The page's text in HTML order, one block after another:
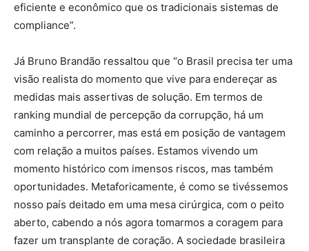
eficiente e econômico que os tradicionais sistemas de
compliance”.
Já Bruno Brandão ressaltou que “o Brasil precisa ter uma
visão realista do momento que vive para endereçar as
medidas mais assertivas de solução. Em termos de
ranking mundial de percepção da corrupção, há um
caminho a percorrer, mas está em posição de vantagem
com relação a muitos países. Estamos vivendo um
momento histórico com imensos riscos, mas também
oportunidades. Metaforicamente, é como se tivéssemos
nosso país deitado em uma mesa cirúrgica, com o peito
aberto, cabendo a nós agora tomarmos a coragem para
fazer um transplante de coração. A sociedade brasileira